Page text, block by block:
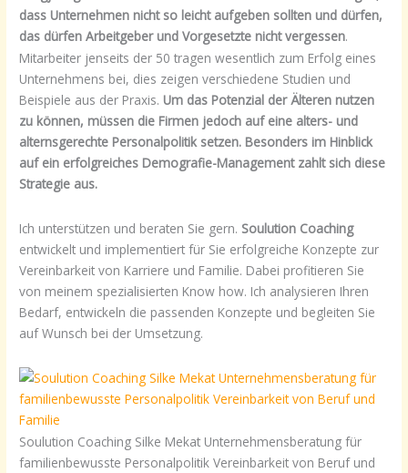
dass Unternehmen nicht so leicht aufgeben sollten und dürfen,
das dürfen Arbeitgeber und Vorgesetzte nicht vergessen.
Mitarbeiter jenseits der 50 tragen wesentlich zum Erfolg eines
Unternehmens bei, dies zeigen verschiedene Studien und
Beispiele aus der Praxis. Um das Potenzial der Älteren nutzen
zu können, müssen die Firmen jedoch auf eine alters- und
alternsgerechte Personalpolitik setzen. Besonders im Hinblick
auf ein erfolgreiches Demografie-Management zahlt sich diese
Strategie aus.
Ich unterstützen und beraten Sie gern. Soulution Coaching
entwickelt und implementiert für Sie erfolgreiche Konzepte zur
Vereinbarkeit von Karriere und Familie. Dabei profitieren Sie
von meinem spezialisierten Know how. Ich analysieren Ihren
Bedarf, entwickeln die passenden Konzepte und begleiten Sie
auf Wunsch bei der Umsetzung.
Soulution Coaching Silke Mekat Unternehmensberatung für
familienbewusste Personalpolitik Vereinbarkeit von Beruf und